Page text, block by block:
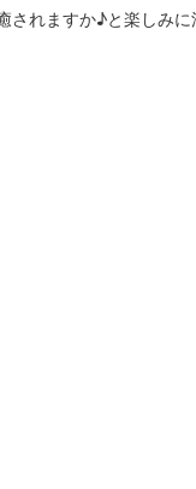
れますか♪と楽しみに